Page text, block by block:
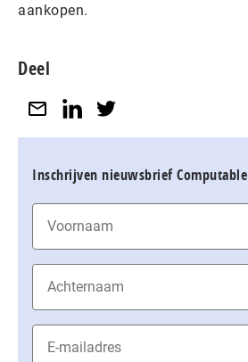
aankopen.
Deel
Inschrijven nieuwsbrief Computable